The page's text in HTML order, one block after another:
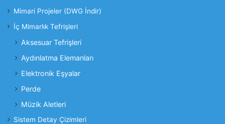
Mimari Projeler (DWG İndir)
İç Mimarlık Tefrişleri
Aksesuar Tefrişleri
Aydınlatma Elemanları
Elektronik Eşyalar
Perde
Müzik Aletleri
Sistem Detay Çizimleri